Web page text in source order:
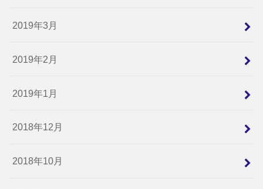
2019年3月
2019年2月
2019年1月
2018年12月
2018年10月